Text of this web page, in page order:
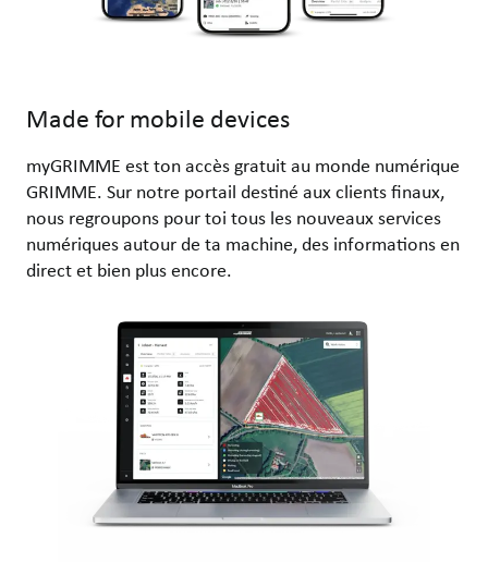
Made for mobile devices
myGRIMME est ton accès gratuit au monde numérique
GRIMME. Sur notre portail destiné aux clients finaux,
nous regroupons pour toi tous les nouveaux services
numériques autour de ta machine, des informations en
direct et bien plus encore.